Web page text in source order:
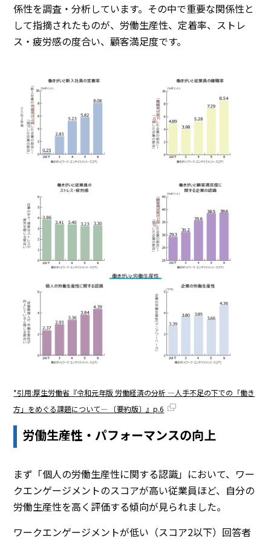
係性を調査・分析しています。その中で重要な関係性と
して指摘されたものが、労働生産性、定着率、ストレ
ス・疲労感の度合い、顧客満足度です。
*引用:厚生労働省『令和元年版 労働経済の分析 ―人手不足の下での「働き
方」をめぐる課題について― 〔要約版〕』p.6
労働生産性・パフォーマンスの向上
まず「個人の労働生産性に関する認識」において、ワー
クエンゲージメントのスコアが高い従業員ほど、自分の
労働生産性を高く評価する傾向が見られました。
ワークエンゲージメントが低い（スコア2以下）回答者